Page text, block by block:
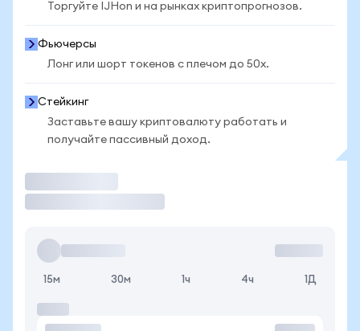
Торгуйте IJHon и на рынках криптопрогнозов.
Фьючерсы
Лонг или шорт токенов с плечом до 50x.
Стейкинг
Заставьте вашу криптовалюту работать и
получайте пассивный доход.
15м 30м 1ч 4ч 1Д